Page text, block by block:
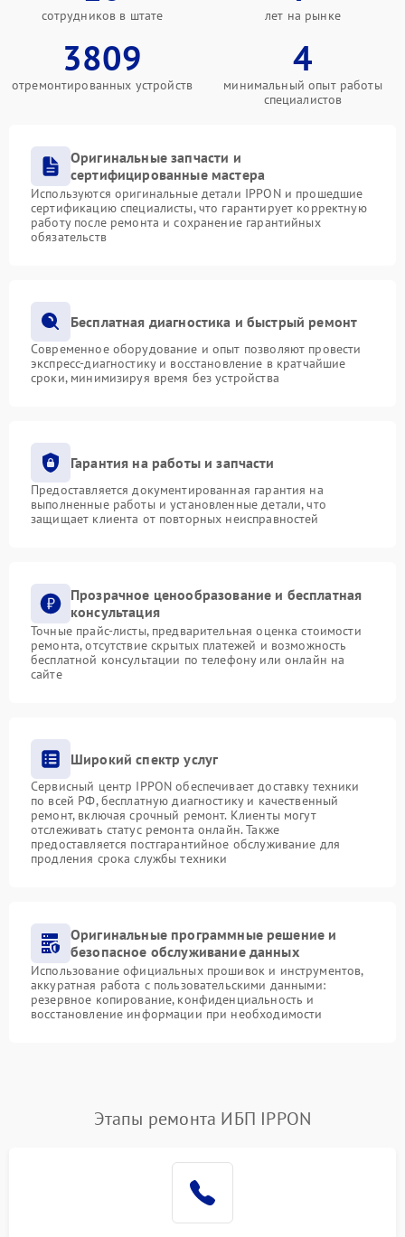
сотрудников в штате лет на рынке
3809
отремонтированных устройств
4
минимальный опыт работы
специалистов
Оригинальные запчасти и
сертифицированные мастера
Используются оригинальные детали IPPON и прошедшие
сертификацию специалисты, что гарантирует корректную
работу после ремонта и сохранение гарантийных
обязательств
Бесплатная диагностика и быстрый ремонт
Современное оборудование и опыт позволяют провести
экспресс-диагностику и восстановление в кратчайшие
сроки, минимизируя время без устройства
Гарантия на работы и запчасти
Предоставляется документированная гарантия на
выполненные работы и установленные детали, что
защищает клиента от повторных неисправностей
Прозрачное ценообразование и бесплатная
консультация
Точные прайс-листы, предварительная оценка стоимости
ремонта, отсутствие скрытых платежей и возможность
бесплатной консультации по телефону или онлайн на
сайте
Широкий спектр услуг
Сервисный центр IPPON обеспечивает доставку техники
по всей РФ, бесплатную диагностику и качественный
ремонт, включая срочный ремонт. Клиенты могут
отслеживать статус ремонта онлайн. Также
предоставляется постгарантийное обслуживание для
продления срока службы техники
Оригинальные программные решение и
безопасное обслуживание данных
Использование официальных прошивок и инструментов,
аккуратная работа с пользовательскими данными:
резервное копирование, конфиденциальность и
восстановление информации при необходимости
Этапы ремонта ИБП IPPON